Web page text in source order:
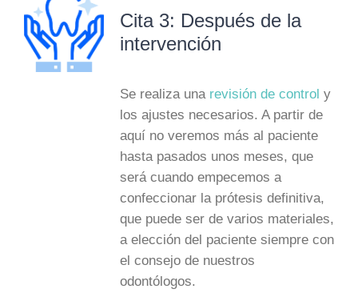
Cita 3: Después de la
intervención
Se realiza una revisión de control y
los ajustes necesarios. A partir de
aquí no veremos más al paciente
hasta pasados unos meses, que
será cuando empecemos a
confeccionar la prótesis definitiva,
que puede ser de varios materiales,
a elección del paciente siempre con
el consejo de nuestros
odontólogos.